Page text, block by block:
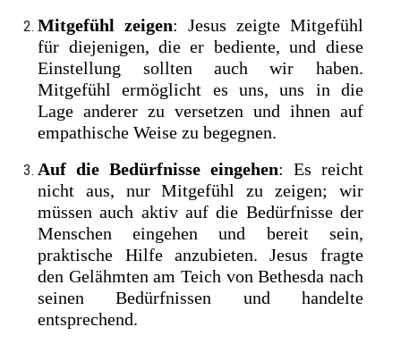
Mitgefühl zeigen: Jesus zeigte Mitgefühl
für diejenigen, die er bediente, und diese
Einstellung sollten auch wir haben.
Mitgefühl ermöglicht es uns, uns in die
Lage anderer zu versetzen und ihnen auf
empathische Weise zu begegnen.
Auf die Bedürfnisse eingehen: Es reicht
nicht aus, nur Mitgefühl zu zeigen; wir
müssen auch aktiv auf die Bedürfnisse der
Menschen eingehen und bereit sein,
praktische Hilfe anzubieten. Jesus fragte
den Gelähmten am Teich von Bethesda nach
seinen Bedürfnissen und handelte
entsprechend.